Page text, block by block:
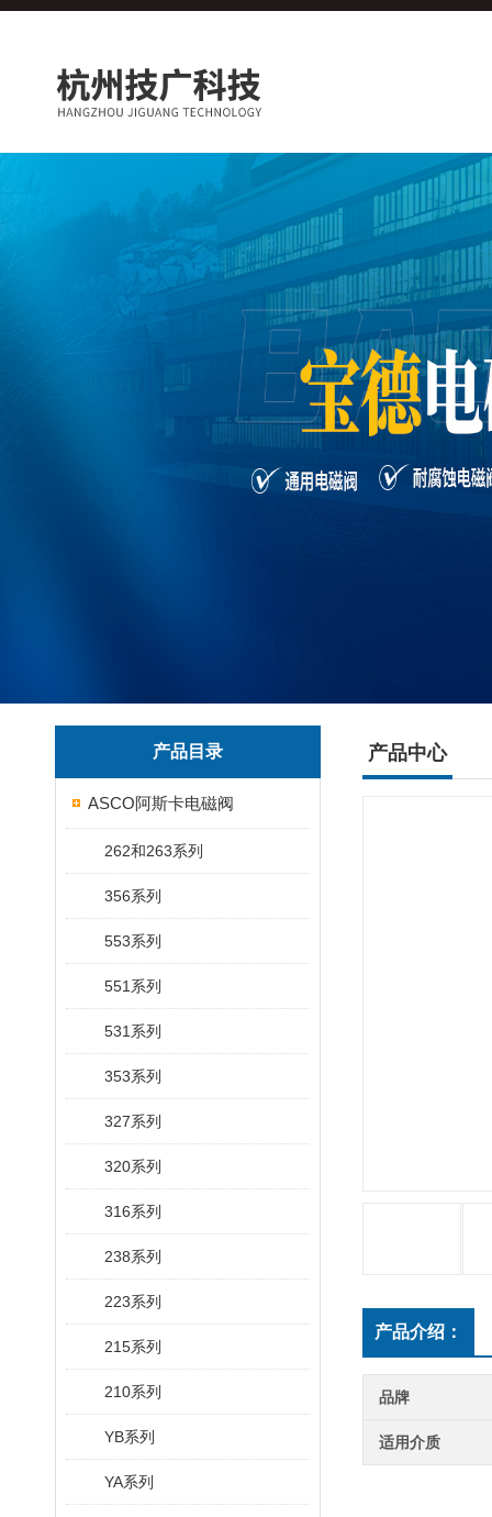
产品目录
ASCO阿斯卡电磁阀
262和263系列
356系列
553系列
551系列
531系列
353系列
327系列
320系列
316系列
238系列
223系列
215系列
210系列
YB系列
YA系列
产品中心
产品介绍：
品牌
适用介质